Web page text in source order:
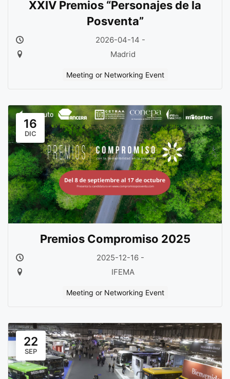
XXIV Premios “Personajes de la
Posventa”
2026-04-14 -
Madrid
Meeting or Networking Event
16
DIC
Premios Compromiso 2025
2025-12-16 -
IFEMA
Meeting or Networking Event
22
SEP